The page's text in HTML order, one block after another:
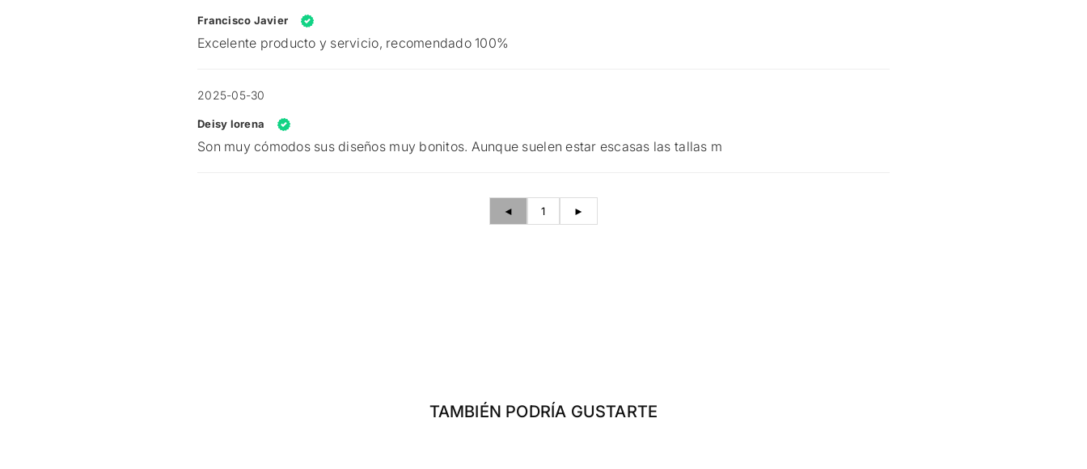
Francisco Javier
Excelente producto y servicio, recomendado 100%
2025-05-30
Deisy lorena
Son muy cómodos sus diseños muy bonitos. Aunque suelen estar escasas las tallas m
◄ 1 ►
TAMBIÉN PODRÍA GUSTARTE